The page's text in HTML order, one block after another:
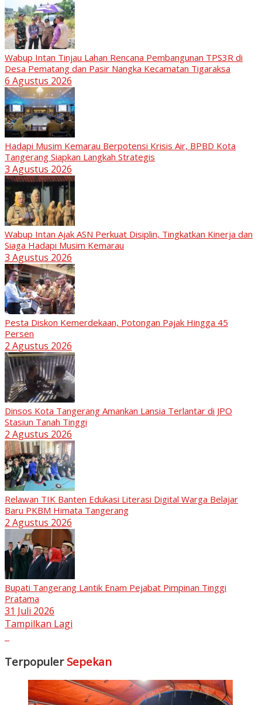
Wabup Intan Tinjau Lahan Rencana Pembangunan TPS3R di
Desa Pematang dan Pasir Nangka Kecamatan Tigaraksa
6 Agustus 2026
Hadapi Musim Kemarau Berpotensi Krisis Air, BPBD Kota
Tangerang Siapkan Langkah Strategis
3 Agustus 2026
Wabup Intan Ajak ASN Perkuat Disiplin, Tingkatkan Kinerja dan
Siaga Hadapi Musim Kemarau
3 Agustus 2026
Pesta Diskon Kemerdekaan, Potongan Pajak Hingga 45
Persen
2 Agustus 2026
Dinsos Kota Tangerang Amankan Lansia Terlantar di JPO
Stasiun Tanah Tinggi
2 Agustus 2026
Relawan TIK Banten Edukasi Literasi Digital Warga Belajar
Baru PKBM Himata Tangerang
2 Agustus 2026
Bupati Tangerang Lantik Enam Pejabat Pimpinan Tinggi
Pratama
31 Juli 2026
Tampilkan Lagi
Terpopuler Sepekan